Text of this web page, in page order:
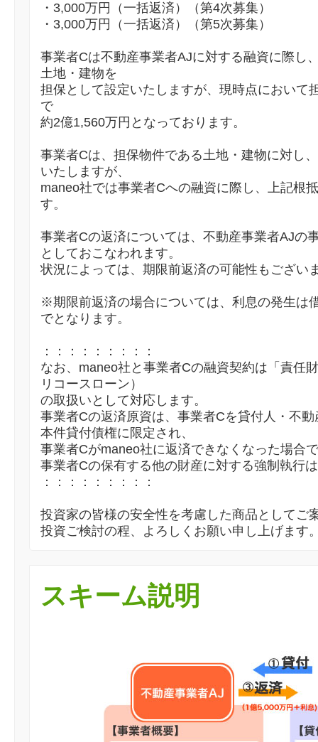
・3,000万円（一括返済）（第4次募集）
・3,000万円（一括返済）（第5次募集）
事業者Cは不動産事業者AJに対する融資に際し
土地・建物を
担保として設定いたしますが、現時点において
で
約2億1,560万円となっております。
事業者Cは、担保物件である土地・建物に対し
いたしますが、
maneo社では事業者Cへの融資に際し、上記根
す。
事業者Cの返済については、不動産事業者AJの
としておこなわれます。
状況によっては、期限前返済の可能性もござい
※期限前返済の場合については、利息の発生は
でとなります。
：：：：：：：：：
なお、maneo社と事業者Cの融資契約は「責任
リコースローン）
の取扱いとして対応します。
事業者Cの返済原資は、事業者Cを貸付人・不
本件貸付債権に限定され、
事業者Cがmaneo社に返済できなくなった場合
事業者Cの保有する他の財産に対する強制執行
：：：：：：：：：
投資家の皆様の安全性を考慮した商品としてご
投資ご検討の程、よろしくお願い申し上げます
スキーム説明